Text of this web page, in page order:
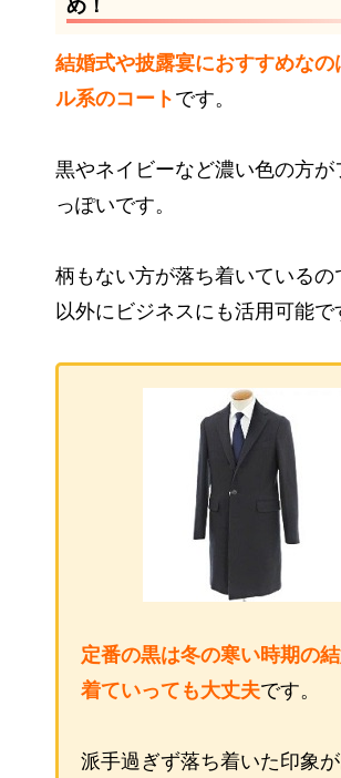
め！
結婚式や披露宴におすすめなの
ル系のコート です。
黒やネイビーなど濃い色の方が
っぽいです。
柄もない方が落ち着いているの
以外にビジネスにも活用可能で
定番の黒は冬の寒い時期の
着ていっても大丈夫です。
派手過ぎず落ち着いた印象が